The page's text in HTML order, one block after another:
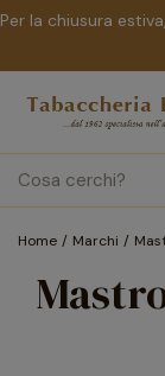
Per la chiusura
Home Marchi